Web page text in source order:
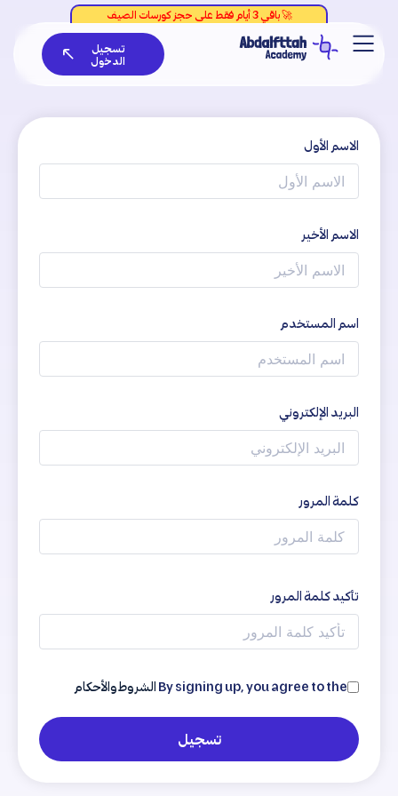
تسجيل
الدخول
الاسم الأول
الاسم الأخير
اسم المستخدم
البريد الإلكتروني
كلمة المرور
تأكيد كلمة المرور
By signing up, you agree to the الشروط والأحكام
تسجيل